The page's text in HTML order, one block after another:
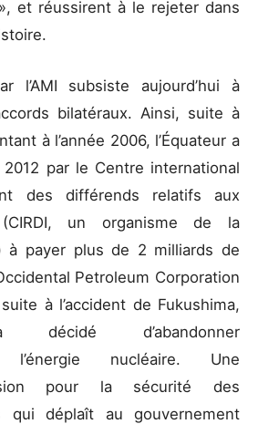
et réussirent à le rejeter dans
l’AMI subsiste aujourd’hui à
bilatéraux. Ainsi, suite à
à l’année 2006, l’Équateur a
par le Centre international
des différends relatifs aux
(CIRDI, un organisme de la
à payer plus de 2 milliards de
Petroleum Corporation
à l’accident de Fukushima,
décidé d’abandonner
l’énergie nucléaire. Une
pour la sécurité des
qui déplaît au gouvernement